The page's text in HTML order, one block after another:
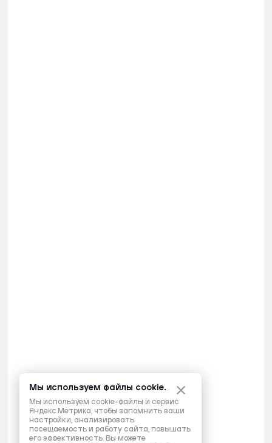
Мы используем файлы cookie.
Мы используем cookie-файлы и сервис
Яндекс.Метрика, чтобы запомнить ваши
настройки, анализировать
посещаемость и работу сайта, повышать
его эффективность. Вы можете